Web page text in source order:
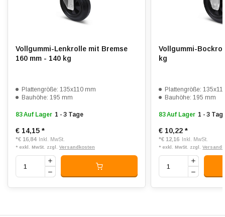
Dämpfung: 4
Passend für: Glatte bis unebene Böden
Vollgummi-Lenkrolle mit Bremse
160 mm - 140 kg
Plattengröße: 135x110 mm
Bauhöhe: 195 mm
83 Auf Lager 1 - 3 Tage
€ 14,15 *
*€ 16,84 Inkl. MwSt.
* exkl. MwSt. zzgl. Versandkosten
Vollgummi-
kg
Plattengröße:
Bauhöhe: 195 mm
83 Auf Lager 1 - 3
€ 10,22*
*€ 12,16 Inkl. MwSt.
* exkl. MwSt. zzgl.